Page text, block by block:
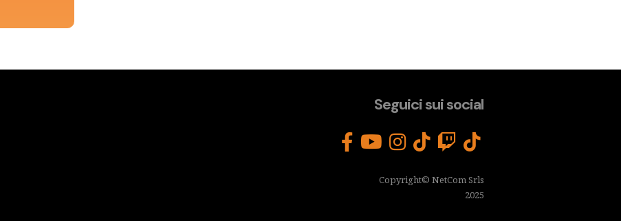
Seguici sui social
Copyright© NetCom Srls
2025